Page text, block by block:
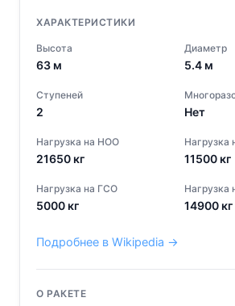
ХАРАКТЕРИСТИКИ
Высота
63 м
Диаметр
5.4 м
Ступеней
2 Нет
Нагрузка на НОО
21650 кг
Нагрузка
11500 кг
Нагрузка на ГСО
5000 кг
Нагрузка
14900 кг
Подробнее в Wikipedia →
О РАКЕТЕ